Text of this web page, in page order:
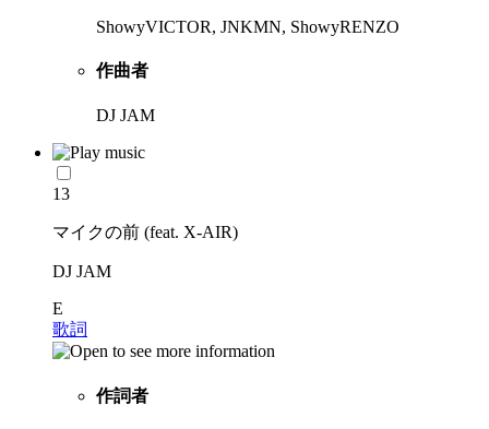
ShowyVICTOR, JNKMN, ShowyRENZO
作曲者
DJ JAM
13
マイクの前 (feat. X-AIR)
DJ JAM
E
歌詞
作詞者